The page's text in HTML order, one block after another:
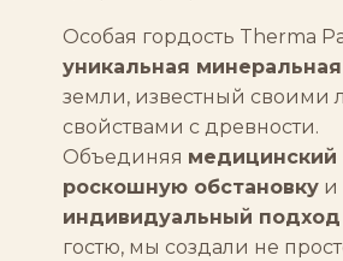
Особая гордость Therma
уникальная
земли, известный своими
свойствами с древности.
Объединяя медицинский
роскошную обстановку и
индивидуальный подход
гостю, мы создали не